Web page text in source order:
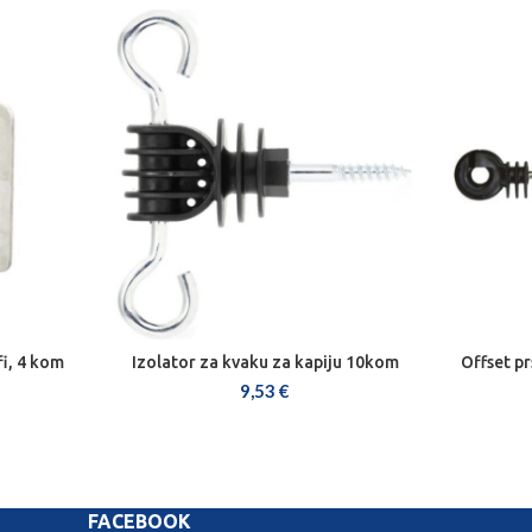
4 kom DODAJ U KOŠARICU
Izolator za kvaku za kapiju 10kom
9,53 €
Offset
FACEBOOK